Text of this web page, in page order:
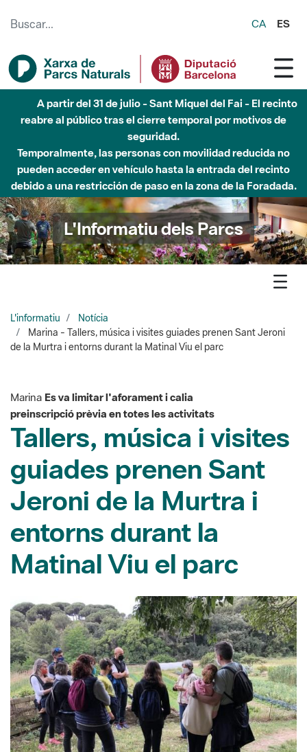
CA ES
Hasta diciembre de 2026 - Parque Fluvial Besós -
Afectaciones en el cauce del Parque Fluvial del Besòs debido
a obras de construcción de una pasarela sobre el río
L'Informatiu dels Parcs
L'informatiu
Notícia
Marina - Tallers, música i visites guiades prenen Sant Jeroni
MarinaEs va limitar l'aforament i calia
Tallers, música i visites
guiades prenen Sant
Jeroni de la Murtra i
entorns durant la
Matinal Viu el parc